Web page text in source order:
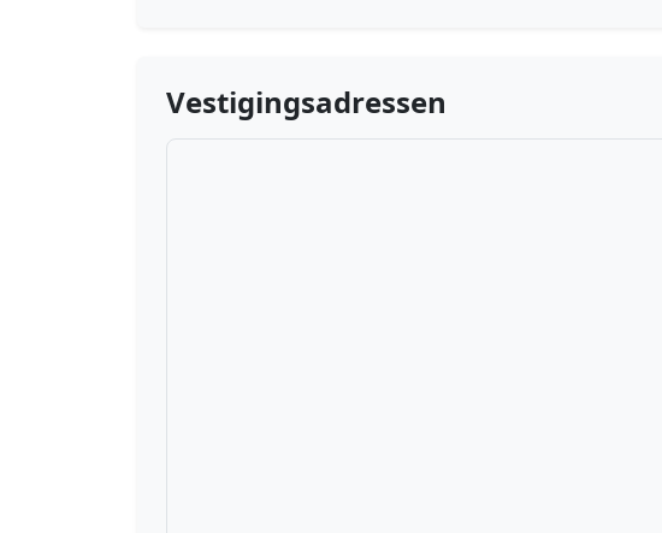
Vestigingsadressen